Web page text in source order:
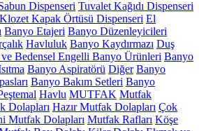
Dispenseri Tuvalet Kağıdı Dispenseri
Klozet Kapak Örtüsü Dispenseri El
Banyo Etajeri Banyo Düzenleyicileri
Havluluk Banyo Kaydırmazı Duş
ve Bedensel Engelli Banyo Ürünleri Banyo
Banyo Aspiratörü Diğer Banyo
Banyo Bakım Setleri Banyo
Havlu MUTFAK Mutfak
Dolapları Hazır Mutfak Dolapları Çok
Mutfak Dolapları Mutfak Rafları Köşe